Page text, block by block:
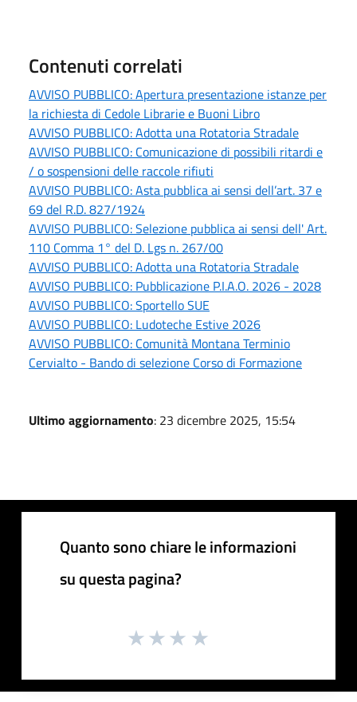
Contenuti correlati
AVVISO PUBBLICO: Apertura presentazione istanze per
la richiesta di Cedole Librarie e Buoni Libro
AVVISO PUBBLICO: Adotta una Rotatoria Stradale
AVVISO PUBBLICO: Comunicazione di possibili ritardi e
/ o sospensioni delle raccole rifiuti
AVVISO PUBBLICO: Asta pubblica ai sensi dell’art. 37 e
69 del R.D. 827/1924
AVVISO PUBBLICO: Selezione pubblica ai sensi dell' Art.
110 Comma 1° del D. Lgs n. 267/00
AVVISO PUBBLICO: Adotta una Rotatoria Stradale
AVVISO PUBBLICO: Pubblicazione P.I.A.O. 2026 - 2028
AVVISO PUBBLICO: Sportello SUE
AVVISO PUBBLICO: Ludoteche Estive 2026
AVVISO PUBBLICO: Comunità Montana Terminio
Cervialto - Bando di selezione Corso di Formazione
Ultimo aggiornamento: 23 dicembre 2025, 15:54
Quanto sono chiare le informazioni
su questa pagina?